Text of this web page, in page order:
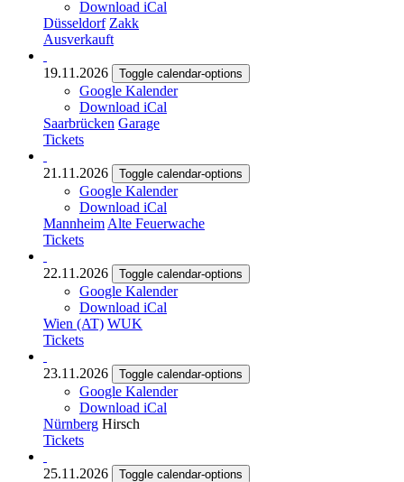
Download iCal
Düsseldorf Zakk
Ausverkauft
19.11.2026 Toggle calendar-options
Google Kalender
Download iCal
Saarbrücken Garage
Tickets
21.11.2026 Toggle calendar-options
Google Kalender
Download iCal
Mannheim Alte Feuerwache
Tickets
22.11.2026 Toggle calendar-options
Google Kalender
Download iCal
Wien (AT) WUK
Tickets
23.11.2026 Toggle calendar-options
Google Kalender
Download iCal
Nürnberg Hirsch
Tickets
25.11.2026 Toggle calendar-options